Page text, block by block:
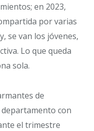
en 2023,
por varias
se van los jóvenes,
Lo que queda
sola.
de
con
el trimestre